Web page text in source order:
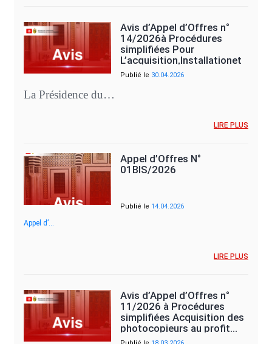
Avis d’Appel d’Offres n°
14/2026à Procédures
simplifiées Pour
L’acquisition,Installationet
mise en…
Publié le 30.04.2026
La Présidence du…
LIRE PLUS
Appel d’Offres N°
01BIS/2026
Publié le 14.04.2026
Appel d’…
LIRE PLUS
Avis d’Appel d’Offres n°
11/2026 à Procédures
simplifiées Acquisition des
photocopieurs au profit…